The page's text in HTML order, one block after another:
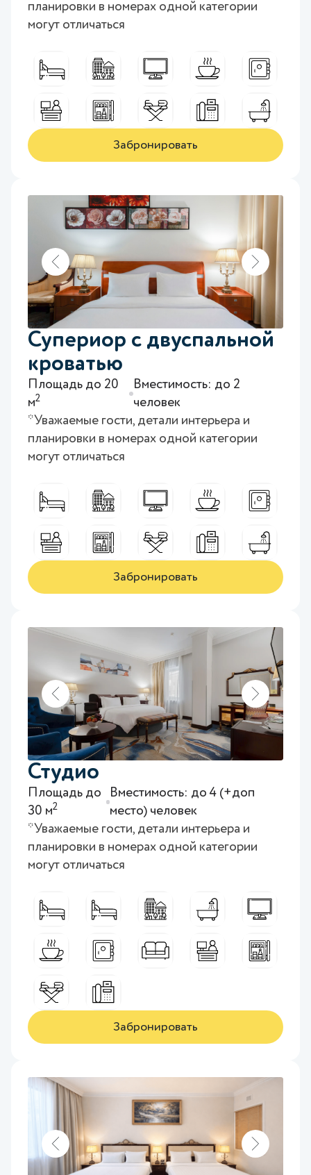
планировки в номерах одной категории
могут отличаться
Забронировать
Супериор с двуспальной
кроватью
Площадь до 20
м2
Вместимость: до 2
человек
*Уважаемые гости, детали интерьера и
планировки в номерах одной категории
могут отличаться
Забронировать
Студио
Площадь до
30 м2
Вместимость: до 4 (+доп
место) человек
*Уважаемые гости, детали интерьера и
планировки в номерах одной категории
могут отличаться
Забронировать